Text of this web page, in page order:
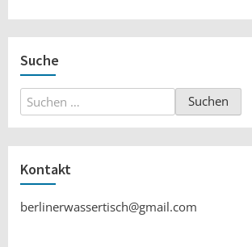
Suche
Suchen
nach:
Kontakt
berlinerwassertisch@gmail.com